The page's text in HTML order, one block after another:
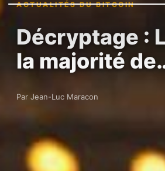
ACTUALITÉS DU BITCOIN
Décryptage :
la majorité
Par Jean-Luc Maracon